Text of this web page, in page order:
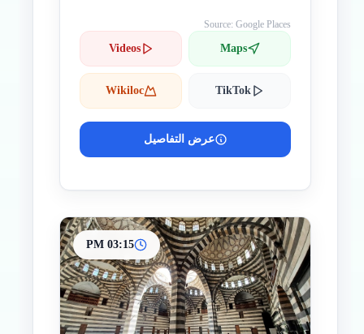
Source: Google Places
Maps
Videos
TikTok
Wikiloc
عرض التفاصيل
03:15 PM